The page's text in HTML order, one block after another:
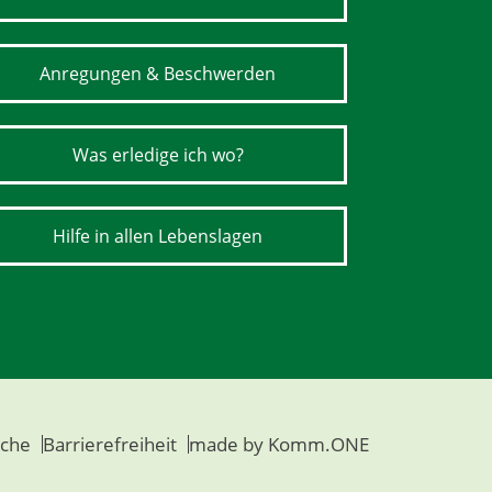
Anregungen & Beschwerden
Was erledige ich wo?
Hilfe in allen Lebenslagen
Barrierefreiheit made by Komm.ONE